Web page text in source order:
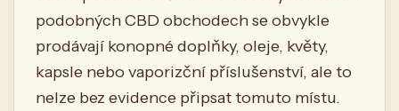
podobných CBD obchodech se obvykle
prodávají konopné doplňky, oleje, květy,
kapsle nebo vaporizční příslušenství, ale to
nelze bez evidence připsat tomuto místu.